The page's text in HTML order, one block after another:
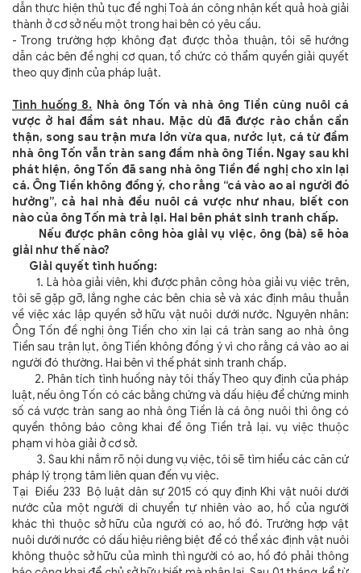
dẫn thực hiện thủ tục đề nghị Toà án công nhận kết quả hoà giải
thành ở cơ sở nếu một trong hai bên có yêu cầu.
- Trong trường hợp không đạt được thỏa thuận, tôi sẽ hướng
dẫn các bên đề nghị cơ quan, tổ chức có thẩm quyền giải quyết
theo quy định của pháp luật.
Tình huống 8. Nhà ông Tốn và nhà ông Tiền cùng nuôi cá
vược ở hai đầm sát nhau. Mặc dù đã được rào chắn cẩn
thận, song sau trận mưa lớn vừa qua, nước lụt, cá từ đầm
nhà ông Tốn vẫn tràn sang đầm nhà ông Tiền. Ngay sau khi
phát hiện, ông Tốn đã sang nhà ông Tiền đề nghị cho xin lại
cá. Ông Tiền không đồng ý, cho rằng “cá vào ao ai người đó
hưởng”, cả hai nhà đều nuôi cá vược như nhau, biết con
nào của ông Tốn mà trả lại. Hai bên phát sinh tranh chấp.
Nếu được phân công hòa giải vụ việc, ông (bà) sẽ hòa
giải như thế nào?
Giải quyết tình huống:
1. Là hòa giải viên, khi được phân công hòa giải vụ việc trên,
tôi sẽ gặp gỡ, lắng nghe các bên chia sẻ và xác định mâu thuẫn
về việc xác lập quyền sở hữu vật nuôi dưới nước. Nguyên nhân:
Ông Tốn đề nghị ông Tiền cho xin lại cá tràn sang ao nhà ông
Tiền sau trận lụt, ông Tiền không đồng ý vì cho rằng cá vào ao ai
người đó thường. Hai bên vì thế phát sinh tranh chấp.
2. Phân tích tình huống này tôi thấyTheo quy định của pháp
luật, nếu ông Tốn có các bằng chứng và dấu hiệu để chứng minh
số cá vược tràn sang ao nhà ông Tiền là cá ông nuôi thì ông có
quyền thông báo công khai để ông Tiền trả lại. vụ việc thuộc
phạm vi hòa giải ở cơ sở.
3. Sau khi nắm rõ nội dung vụ việc, tôi sẽ tìm hiểu các căn cứ
pháp lý trọng tâm liên quan đến vụ việc.
Tại Điều 233 Bộ luật dân sự 2015 có quy định Khi vật nuôi dưới
nước của một người di chuyển tự nhiên vào ao, hồ của người
khác thì thuộc sở hữu của người có ao, hồ đó. Trường hợp vật
nuôi dưới nước có dấu hiệu riêng biệt để có thể xác định vật nuôi
không thuộc sở hữu của mình thì người có ao, hồ đó phải thông